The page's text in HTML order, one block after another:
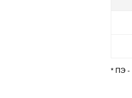
* ПЭ -